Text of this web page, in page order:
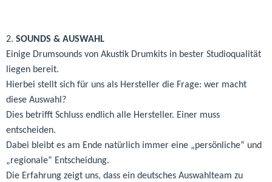
2. SOUNDS & AUSWAHL
Einige Drumsounds von Akustik Drumkits in bester Studioqualität
liegen bereit.
Hierbei stellt sich für uns als Hersteller die Frage: wer macht
diese Auswahl?
Dies betrifft Schluss endlich alle Hersteller. Einer muss
entscheiden.
Dabei bleibt es am Ende natürlich immer eine „persönliche“ und
„regionale“ Entscheidung.
Die Erfahrung zeigt uns, dass ein deutsches Auswahlteam zu